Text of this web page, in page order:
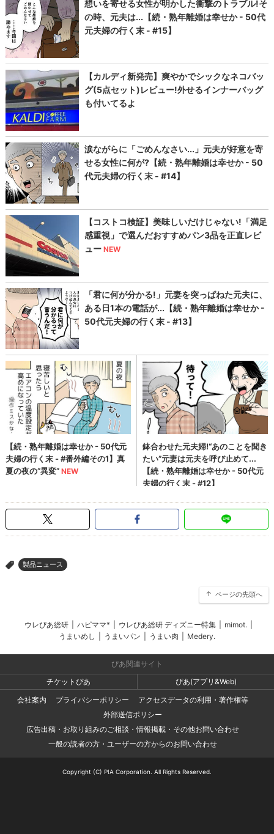
> 製品ニュース
ページの先頭へ
ウレぴあ総研 ハピママ* ウレぴあ総研 ディズニー特集 mimot.
うまいめし
うまいパン うまい肉 Medery.
ぴあ関連サイト
チケットぴあ
ぴあ(アプリ&Web)
会社案内
プライバシーポリシー
アクセスデータの利用・著作権等
外部送信ポリシー
広告出稿・お取り組みのご相談・情報掲載・その他お問い合わせ
一般の読者の方・ユーザーの方からのお問い合わせ
Copyright (C) PIA Corporation. All Rights Reserved.